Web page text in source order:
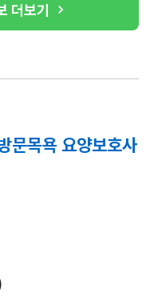
더보기
목욕 요양보호사